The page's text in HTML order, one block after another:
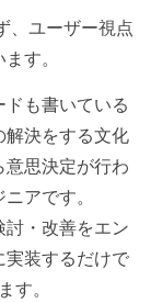
、ユーザー視点
す。
も書いている
解決をする文化
思決定が行わ
アです。
・改善をエン
実装するだけで
す。